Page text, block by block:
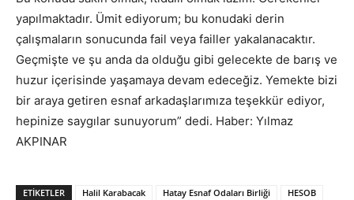
yapılmaktadır. Ümit ediyorum; bu konudaki derin
çalışmaların sonucunda fail veya failler yakalanacaktır.
Geçmişte ve şu anda da olduğu gibi gelecekte de barış ve
huzur içerisinde yaşamaya devam edeceğiz. Yemekte bizi
bir araya getiren esnaf arkadaşlarımıza teşekkür ediyor,
hepinize saygılar sunuyorum” dedi. Haber: Yılmaz
AKPINAR
ETIKETLER Halil Karabacak Hatay Esnaf Odaları Birliği HESOB